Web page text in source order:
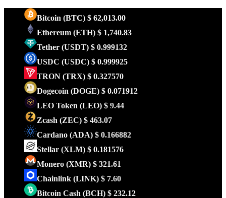
Bitcoin (BTC) $ 62,013.00
Ethereum (ETH) $ 1,740.83
Tether (USDT) $ 0.999132
USDC (USDC) $ 0.999925
TRON (TRX) $ 0.327570
Dogecoin (DOGE) $ 0.071912
LEO Token (LEO) $ 9.44
Zcash (ZEC) $ 463.07
Cardano (ADA) $ 0.166882
Stellar (XLM) $ 0.181576
Monero (XMR) $ 321.61
Chainlink (LINK) $ 7.60
Bitcoin Cash (BCH) $ 232.12